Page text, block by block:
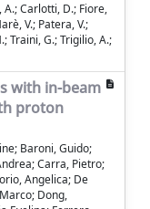
Carlotti, D.; Fiore,
V.; Patera, V.;
Traini, G.; Trigilio, A.;
with in-beam
proton
Baroni, Guido;
Carra, Pietro;
Angelica; De
Dong,